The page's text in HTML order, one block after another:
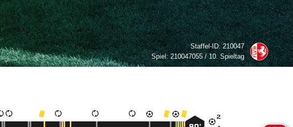
Staffel-ID:210047
Spiel:210047055 / 10. Spieltag
